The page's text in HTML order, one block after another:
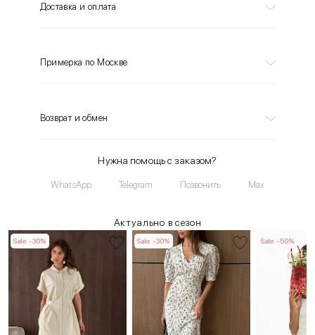
Доставка и оплата
Примерка по Москве
Возврат и обмен
Нужна помощь с заказом?
WhatsApp Telegram Позвонить Max
Актуально в сезон
Sale -30% Sale -30% Sale -50%